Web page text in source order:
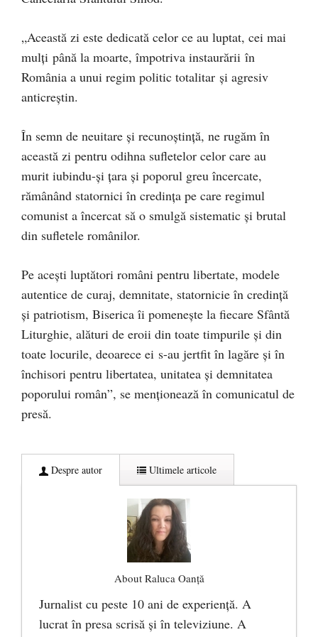
„Această zi este dedicată celor ce au luptat, cei mai
mulți până la moarte, împotriva instaurării în
România a unui regim politic totalitar şi agresiv
anticreștin.
În semn de neuitare şi recunoştinţă, ne rugăm în
această zi pentru odihna sufletelor celor care au
murit iubindu-și țara și poporul greu încercate,
rămânând statornici în credința pe care regimul
comunist a încercat să o smulgă sistematic și brutal
din sufletele românilor.
Pe aceşti luptători români pentru libertate, modele
autentice de curaj, demnitate, statornicie în credință
şi patriotism, Biserica îi pomenește la fiecare Sfântă
Liturghie, alături de eroii din toate timpurile și din
toate locurile, deoarece ei s-au jertfit în lagăre şi în
închisori pentru libertatea, unitatea şi demnitatea
poporului român”, se menționează în comunicatul de
presă.
Despre autor Ultimele articole
About Raluca Oanță
Jurnalist cu peste 10 ani de experiență. A
lucrat în presa scrisă și în televiziune. A